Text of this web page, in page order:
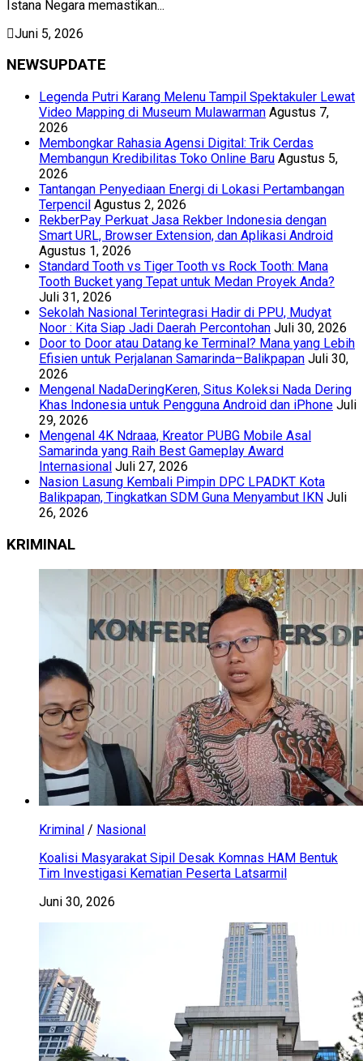
Istana Negara memastikan...
Juni 5, 2026
NEWSUPDATE
Legenda Putri Karang Melenu Tampil Spektakuler Lewat
Video Mapping di Museum Mulawarman Agustus 7,
2026
Membongkar Rahasia Agensi Digital: Trik Cerdas
Membangun Kredibilitas Toko Online Baru Agustus 5,
2026
Tantangan Penyediaan Energi di Lokasi Pertambangan
Terpencil Agustus 2, 2026
RekberPay Perkuat Jasa Rekber Indonesia dengan
Smart URL, Browser Extension, dan Aplikasi Android
Agustus 1, 2026
Standard Tooth vs Tiger Tooth vs Rock Tooth: Mana
Tooth Bucket yang Tepat untuk Medan Proyek Anda?
Juli 31, 2026
Sekolah Nasional Terintegrasi Hadir di PPU, Mudyat
Noor : Kita Siap Jadi Daerah Percontohan Juli 30, 2026
Door to Door atau Datang ke Terminal? Mana yang Lebih
Efisien untuk Perjalanan Samarinda–Balikpapan Juli 30,
2026
Mengenal NadaDeringKeren, Situs Koleksi Nada Dering
Khas Indonesia untuk Pengguna Android dan iPhone Juli
29, 2026
Mengenal 4K Ndraaa, Kreator PUBG Mobile Asal
Samarinda yang Raih Best Gameplay Award
Internasional Juli 27, 2026
Nasion Lasung Kembali Pimpin DPC LPADKT Kota
Balikpapan, Tingkatkan SDM Guna Menyambut IKN Juli
26, 2026
KRIMINAL
Kriminal / Nasional
Koalisi Masyarakat Sipil Desak Komnas HAM Bentuk
Tim Investigasi Kematian Peserta Latsarmil
Juni 30, 2026